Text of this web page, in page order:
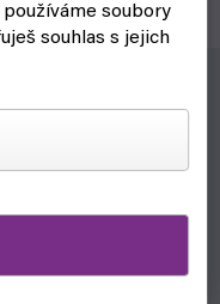
soubory
souhlas s jejich